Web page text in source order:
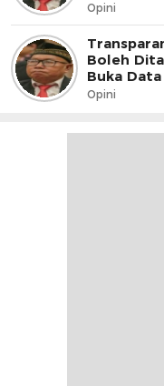
Opini
Boleh
Buka
Opini